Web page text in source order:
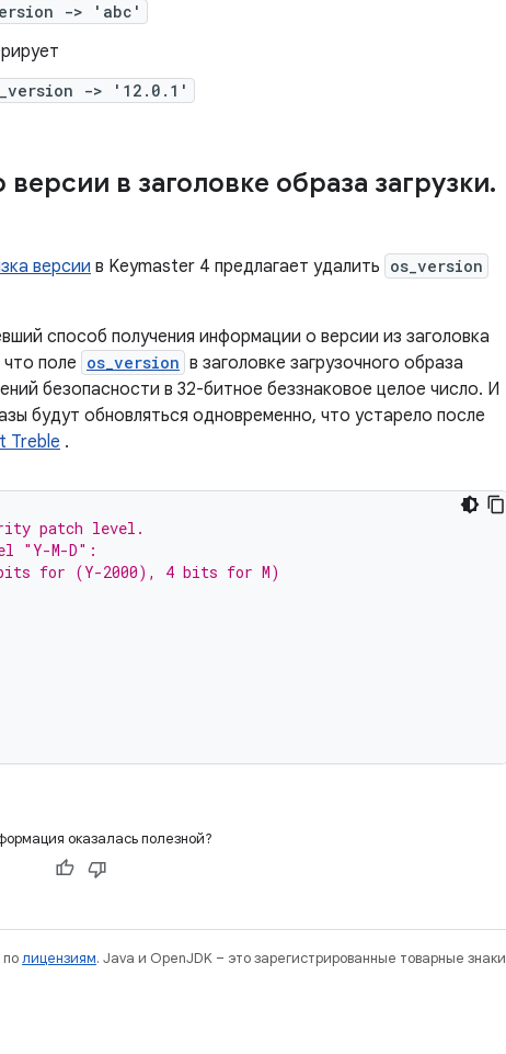
-> 'abc'
-> '12.0.1'
в заголовке образа загрузки.
версии в Keymaster 4 предлагает удалить os_version
способ получения информации о версии из заголовка
поле os_version в заголовке загрузочного образа
безопасности в 32-битное беззнаковое целое число. И
будут обновляться одновременно, что устарело после
Treble .
patch level.
"Y-M-D":
for (Y-2000), 4 bits for M)
оказалась полезной?
лицензиям. Java и OpenJDK – это зарегистрированные товарные знаки